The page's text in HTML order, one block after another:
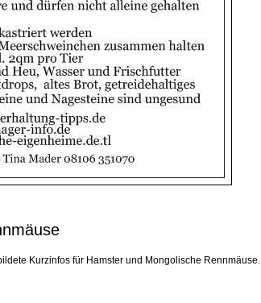
Kurzinfos für Hamster und Mongolische Rennmäuse.